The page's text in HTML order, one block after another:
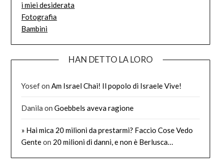
i miei desiderata
Fotografia
Bambini
HAN DETTO LA LORO
YosefonAm Israel Chai! Il popolo di Israele Vive!
Danila onGoebbels aveva ragione
» Hai mica 20 milioni da prestarmi? Faccio Cose Vedo
Genteon 20 milioni di danni, e non è Berlusca…